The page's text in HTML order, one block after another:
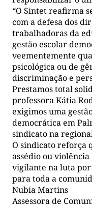
“O Sintet reafirma
com a defesa dos
trabalhadoras da
gestão escolar
veementemente
psicológica ou de
discriminação e
Prestamos total
professora Kátia
exigimos uma
democrática em
sindicato na
O sindicato reforça
assédio ou
vigilante na luta
para toda a
Nubia Martins
Assessora de